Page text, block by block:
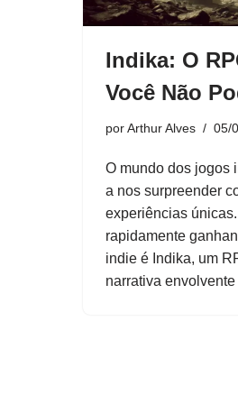
Indika: O
Você Não
porArthur Alves 05/
O mundo dos jogos
a nos surpreender
experiências
rapidamente
indie é Indika, um
narrativa